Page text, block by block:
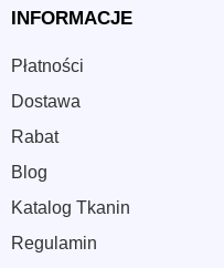
INFORMACJE
Płatności
Dostawa
Rabat
Blog
Katalog Tkanin
Regulamin